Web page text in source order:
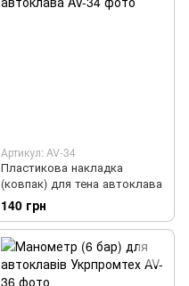
Артикул: AV-34
Пластикова накладка
(ковпак) для тена автоклава
140 грн